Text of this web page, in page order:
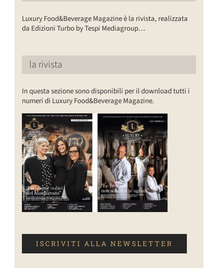
Luxury Food&Beverage Magazine è la rivista, realizzata
da Edizioni Turbo by Tespi Mediagroup…
la rivista
In questa sezione sono disponibili per il download tutti i
numeri di Luxury Food&Beverage Magazine.
ISCRIVITI ALLA NEWSLETTER